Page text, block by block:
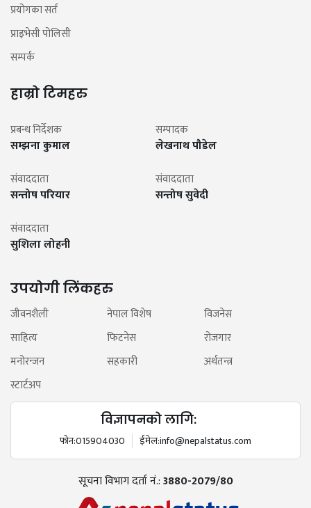
प्रयोगका सर्त
प्राइभेसी पोलिसी
सम्पर्क
हाम्रो टिमहरु
प्रबन्ध निर्देशक
सम्झना कुमाल
सम्पादक
लेखनाथ पौडेल
संवाददाता
सन्तोष परियार
संवाददाता
सन्तोष सुवेदी
संवाददाता
सुशिला लोहनी
उपयोगी लिंकहरु
जीवनशैली नेपाल विशेष
विजनेस
साहित्य
फिटनेस
रोजगार
मनोरन्जन
सहकारी
अर्थतन्त्र
स्टार्टअप
विज्ञापनको लागि:
फोन:015904030 ईमेल:info@nepalstatus.com
सूचना विभाग दर्ता नं.:3880-2079/80